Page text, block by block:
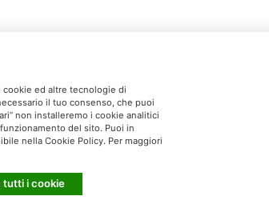
(TV)
ed altre tecnologie di
il tuo consenso, che puoi
non installeremo i cookie analitici
del sito. Puoi in
nella Cookie Policy. Per maggiori
i cookie